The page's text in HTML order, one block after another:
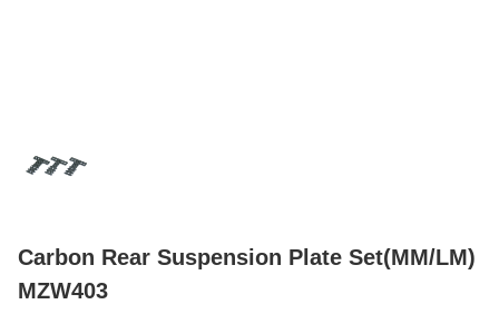
Carbon Rear Suspension Plate Set(MM/LM)
MZW403